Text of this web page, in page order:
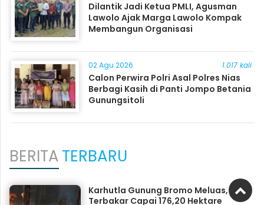
Dilantik Jadi Ketua PMLI, Agusman
Lawolo Ajak Marga Lawolo Kompak
Membangun Organisasi
02 Agu 2026 1.017 kali
Calon Perwira Polri Asal Polres Nias
Berbagi Kasih di Panti Jompo Betania
Gunungsitoli
BERITATERBARU
Karhutla Gunung Bromo Meluas, Area
Terbakar Capai 176,20 Hektare